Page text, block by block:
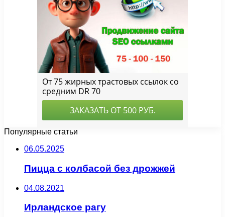
Популярные статьи
06.05.2025
Пицца с колбасой без дрожжей
04.08.2021
Ирландское рагу